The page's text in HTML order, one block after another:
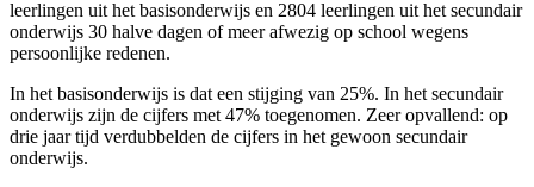
leerlingen uit het basisonderwijs en 2804 leerlingen uit het secundair
onderwijs 30 halve dagen of meer afwezig op school wegens
persoonlijke redenen.
In het basisonderwijs is dat een stijging van 25%. In het secundair
onderwijs zijn de cijfers met 47% toegenomen. Zeer opvallend: op
drie jaar tijd verdubbelden de cijfers in het gewoon secundair
onderwijs.